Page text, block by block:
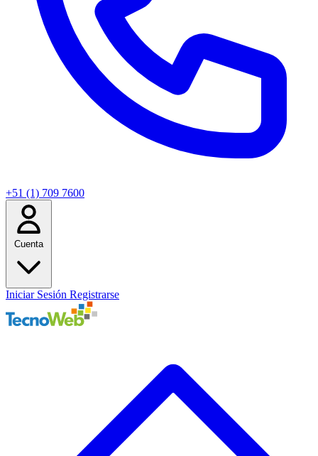
+51 (1) 709 7600
Cuenta
Iniciar Sesión Registrarse